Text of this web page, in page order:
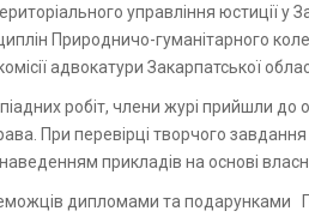
управління юстиції у
Природничо-гуманітарного
адвокатури Закарпатської
робіт, члени журі прийшли до
При перевірці творчого
прикладів на основі
дипломами та подарунками